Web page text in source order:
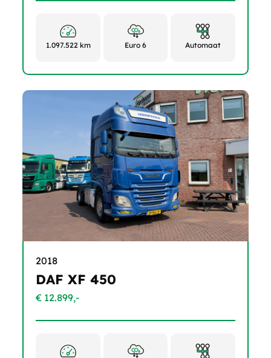
1.097.522 km Euro 6 Automaat
2018
DAF XF 450
€ 12.899,-